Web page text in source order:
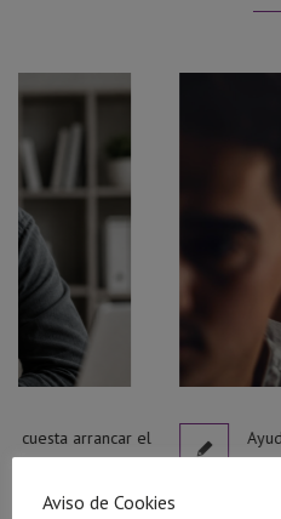
el Ayuda para salir de
Aviso de Cookies